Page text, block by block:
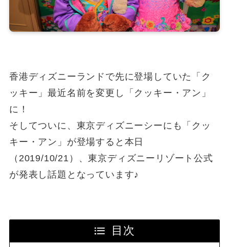
香港ディズニーランドで先に登場していた「ク
ッキー」最近名前を変更し「クッキー・アン」
に！
そしてついに、東京ディズニーシーにも「クッ
キー・アン」が登場すると本日
（2019/10/21）、東京ディズニーリゾート公式
が発表し話題となっています♪
目次